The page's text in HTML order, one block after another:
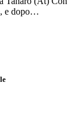
e dopo…